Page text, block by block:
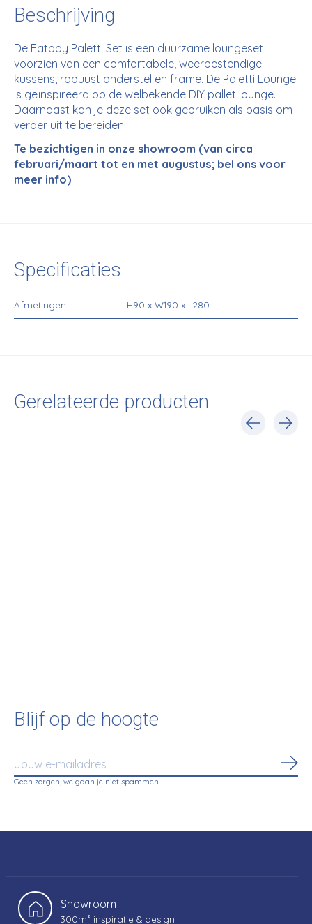
Beschrijving
De Fatboy Paletti Set is een duurzame loungeset
voorzien van een comfortabele, weerbestendige
kussens, robuust onderstel en frame. De Paletti Lounge
is geïnspireerd op de welbekende DIY pallet lounge.
Daarnaast kan je deze set ook gebruiken als basis om
verder uit te bereiden.
Te bezichtigen in onze showroom (van circa
februari/maart tot en met augustus; bel ons voor
meer info)
Specificaties
Afmetingen H90 x W190 x L280
Gerelateerde producten
Blijf op de hoogte
Geen zorgen, we gaan je niet spammen
Showroom
300m² inspiratie & design